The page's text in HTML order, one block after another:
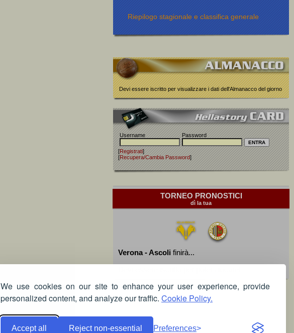
We use cookies on our site to enhance your user experience, provide
personalized content, and analyze our traffic. Cookie Policy.
Accept all Reject non-essential Preferences
Riepilogo stagionale e classifica generale
Devi essere iscritto per visualizzare i dati dell'Almanacco del giorno
Username Password
[Registrati]
[Recupera/Cambia Password]
TORNEO PRONOSTICI
dì la tua
Verona - Ascoli finirà...